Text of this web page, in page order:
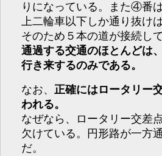
りになっている。また④番
上二輪車以下しか通り抜け
そのため５本の道が接続し
通過する交通のほとんど
行き来するのみである。
なお、正確にはロータリー
われる。
なぜなら、ロータリー交差
欠けている。円形路が一方
だ。